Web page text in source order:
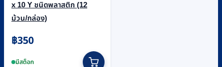
x 10 Y ชนิดพลาสติก (12
ม้วน/กล่อง)
฿350
มีสต็อก